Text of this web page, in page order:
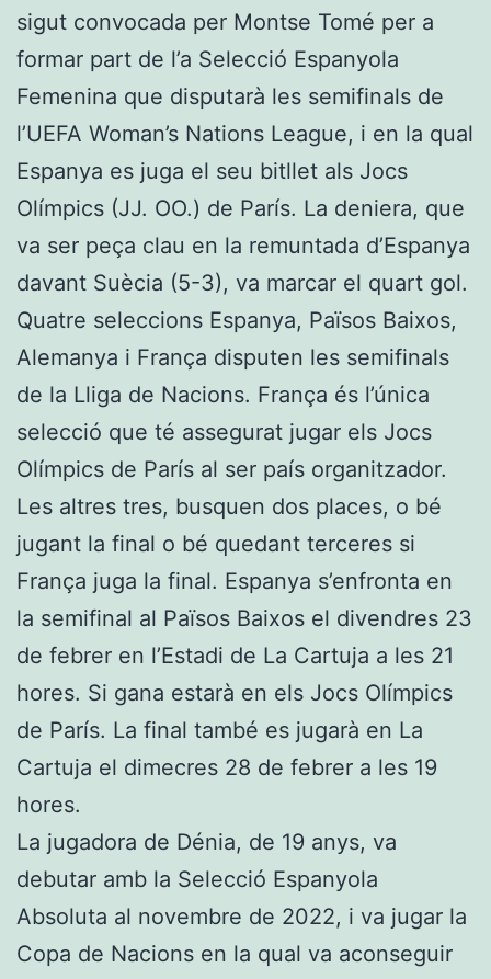
sigut convocada per Montse Tomé per a
formar part de l’a Selecció Espanyola
Femenina que disputarà les semifinals de
l’UEFA Woman’s Nations League, i en la qual
Espanya es juga el seu bitllet als Jocs
Olímpics (JJ. OO.) de París. La deniera, que
va ser peça clau en la remuntada d’Espanya
davant Suècia (5-3), va marcar el quart gol.
Quatre seleccions Espanya, Països Baixos,
Alemanya i França disputen les semifinals
de la Lliga de Nacions. França és l’única
selecció que té assegurat jugar els Jocs
Olímpics de París al ser país organitzador.
Les altres tres, busquen dos places, o bé
jugant la final o bé quedant terceres si
França juga la final. Espanya s’enfronta en
la semifinal al Països Baixos el divendres 23
de febrer en l’Estadi de La Cartuja a les 21
hores. Si gana estarà en els Jocs Olímpics
de París. La final també es jugarà en La
Cartuja el dimecres 28 de febrer a les 19
hores.
La jugadora de Dénia, de 19 anys, va
debutar amb la Selecció Espanyola
Absoluta al novembre de 2022, i va jugar la
Copa de Nacions en la qual va aconseguir